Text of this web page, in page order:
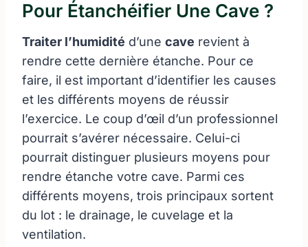
Pour Étanchéifier Une Cave ?
Traiter l’humidité d’une cave revient à
rendre cette dernière étanche. Pour ce
faire, il est important d’identifier les causes
et les différents moyens de réussir
l’exercice. Le coup d’œil d’un professionnel
pourrait s’avérer nécessaire. Celui-ci
pourrait distinguer plusieurs moyens pour
rendre étanche votre cave. Parmi ces
différents moyens, trois principaux sortent
du lot : le drainage, le cuvelage et la
ventilation.